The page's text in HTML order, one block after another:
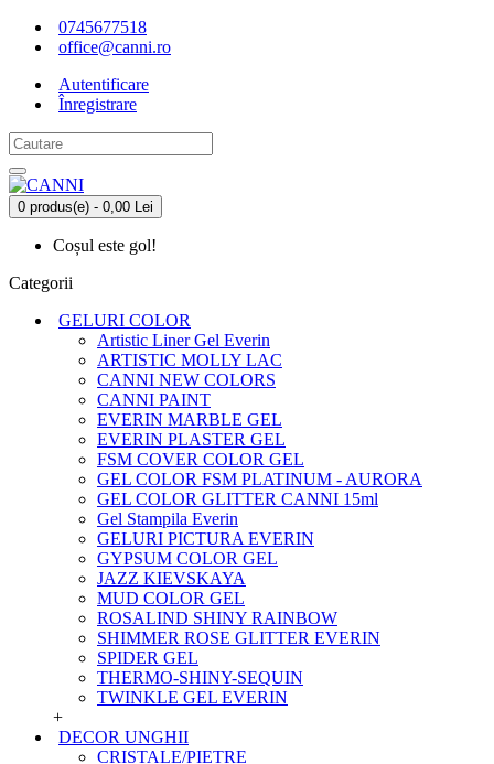
0745677518
office@canni.ro
Autentificare
Înregistrare
0 produs(e) - 0,00 Lei
Coșul este gol!
Categorii
GELURI COLOR
Artistic Liner Gel Everin
ARTISTIC MOLLY LAC
CANNI NEW COLORS
CANNI PAINT
EVERIN MARBLE GEL
EVERIN PLASTER GEL
FSM COVER COLOR GEL
GEL COLOR FSM PLATINUM - AURORA
GEL COLOR GLITTER CANNI 15ml
Gel Stampila Everin
GELURI PICTURA EVERIN
GYPSUM COLOR GEL
JAZZ KIEVSKAYA
MUD COLOR GEL
ROSALIND SHINY RAINBOW
SHIMMER ROSE GLITTER EVERIN
SPIDER GEL
THERMO-SHINY-SEQUIN
TWINKLE GEL EVERIN
+
DECOR UNGHII
CRISTALE/PIETRE